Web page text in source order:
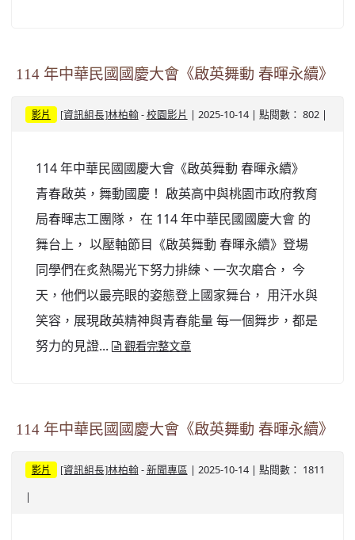
114 年中華民國國慶大會《啟英舞動 春暉永續》
影片 [資訊組長]林柏翰- 校園影片 | 2025-10-14 | 點閱數： 802 |
114 年中華民國國慶大會《啟英舞動 春暉永續》
青春啟英，舞動國慶！ 啟英高中與桃園市政府教育
局春暉志工團隊， 在 114 年中華民國國慶大會 的
舞台上， 以壓軸節目《啟英舞動 春暉永續》登場
同學們在炙熱陽光下努力排練、一次次磨合， 今
天，他們以最亮眼的姿態登上國家舞台， 用汗水與
笑容，展現啟英精神與青春能量 每一個舞步，都是
努力的見證...
觀看完整文章
114 年中華民國國慶大會《啟英舞動 春暉永續》
影片 [資訊組長]林柏翰- 新聞專區 | 2025-10-14 | 點閱數： 1811
|